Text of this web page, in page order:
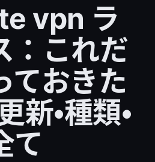
vpn ラ
：これだ
ておきた
新・種類・
て